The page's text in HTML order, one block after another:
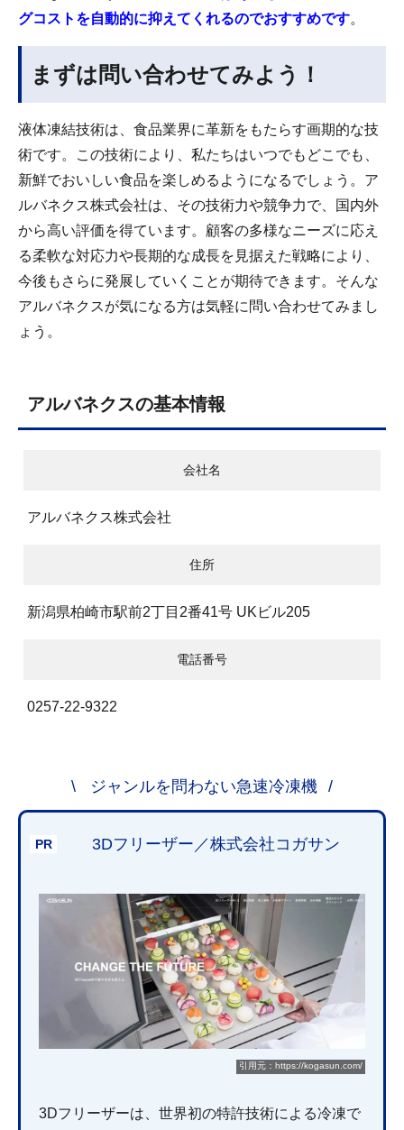
グコストを自動的に抑えてくれるのでおすすめです。
まずは問い合わせてみよう！
液体凍結技術は、食品業界に革新をもたらす画期的な技
術です。この技術により、私たちはいつでもどこでも、
新鮮でおいしい食品を楽しめるようになるでしょう。ア
ルバネクス株式会社は、その技術力や競争力で、国内外
から高い評価を得ています。顧客の多様なニーズに応え
る柔軟な対応力や長期的な成長を見据えた戦略により、
今後もさらに発展していくことが期待できます。そんな
アルバネクスが気になる方は気軽に問い合わせてみまし
ょう。
アルバネクスの基本情報
会社名
アルバネクス株式会社
住所
新潟県柏崎市駅前2丁目2番41号 UKビル205
電話番号
0257-22-9322
ジャンルを問わない急速冷凍機
3Dフリーザー／株式会社コガサン
引用元：https://kogasun.com/
3Dフリーザーは、世界初の特許技術による冷凍で